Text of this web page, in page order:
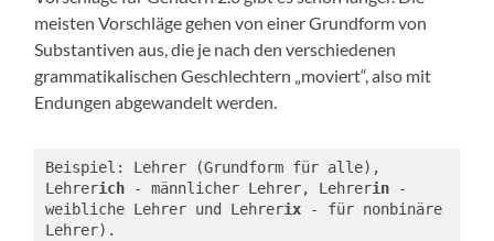
meisten Vorschläge gehen von einer Grundform von
Substantiven aus, die je nach den verschiedenen
grammatikalischen Geschlechtern „moviert“, also mit
Endungen abgewandelt werden.
Beispiel: Lehrer (Grundform für alle),
Lehrerich - männlicher Lehrer, Lehrerin -
weibliche Lehrer und Lehrerix - für nonbinäre
Lehrer).